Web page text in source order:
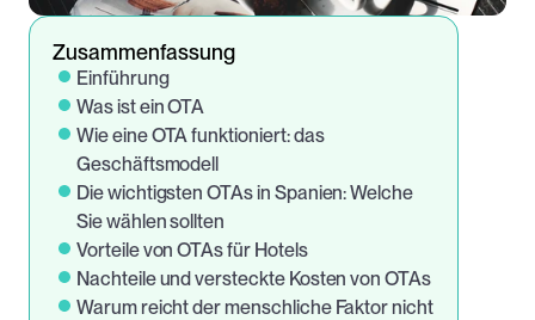
Zusammenfassung
Einführung
Was ist ein OTA
Wie eine OTA funktioniert: das
Geschäftsmodell
Die wichtigsten OTAs in Spanien: Welche
Sie wählen sollten
Vorteile von OTAs für Hotels
Nachteile und versteckte Kosten von OTAs
Warum reicht der menschliche Faktor nicht